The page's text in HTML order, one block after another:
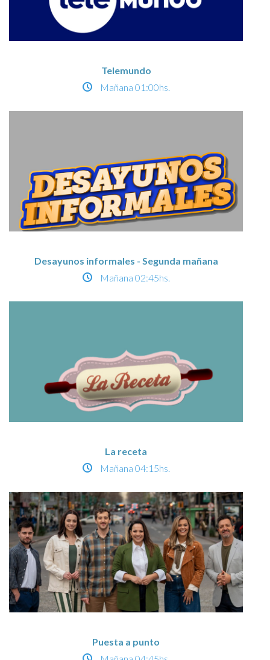
Telemundo
Mañana 01:00hs.
Desayunos informales - Segunda mañana
Mañana 02:45hs.
La receta
Mañana 04:15hs.
Puesta a punto